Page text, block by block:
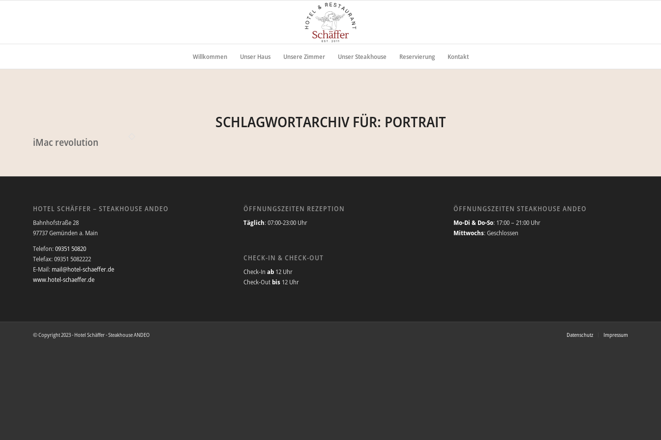
Willkommen Unser Haus Unsere Zimmer Unser Steakhouse Reservierung Kontakt
SCHLAGWORTARCHIV FÜR: PORTRAIT
iMac revolution
HOTEL SCHÄFFER – STEAKHOUSE ANDEO
Bahnhofstraße 28
97737 Gemünden a. Main
Telefon:09351 50820
Telefax: 09351 5082222
E-Mail: mail@hotel-schaeffer.de
www.hotel-schaeffer.de
ÖFFNUNGSZEITEN REZEPTION
Täglich: 07:00-23:00 Uhr
CHECK-IN & CHECK-OUT
Check-In ab12 Uhr
Check-Outbis12 Uhr
ÖFFNUNGSZEITEN STEAKHOUSE ANDEO
Mo-Di & Do-So: 17:00 – 21:00 Uhr
Mittwochs: Geschlossen
© Copyright 2023 - Hotel Schäffer - Steakhouse ANDEO Datenschutz Impressum